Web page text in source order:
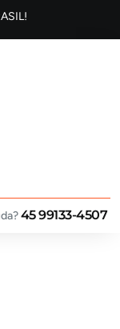
45 99133-4507